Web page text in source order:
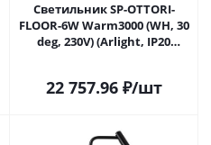
Светильник SP-OTTORI-
FLOOR-6W Warm3000 (WH, 30
deg, 230V) (Arlight, IP20
22 757.96₽/шт